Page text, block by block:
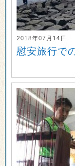
2018年07月14日
慰安旅行で